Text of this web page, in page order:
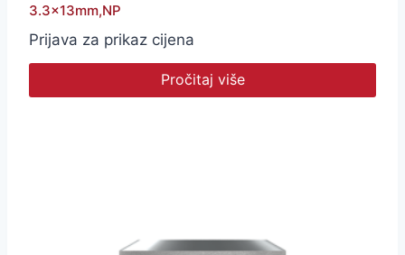
3.3x13mm,NP
Prijava za prikaz cijena
Pročitaj više